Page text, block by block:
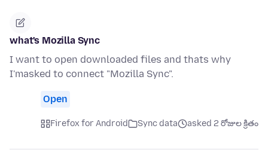
what's Mozilla Sync
I want to open downloaded files and thats why
I'masked to connect "Mozilla Sync".
Open
Firefox for Android Sync data asked 2 రోజుల క్రితం